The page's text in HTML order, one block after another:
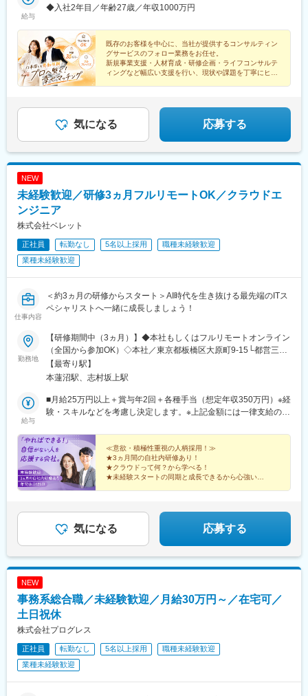
給与
◆入社2年目／年齢27歳／年収1000万円
既存のお客様を中心に、当社が提供するコンサルティン
グサービスのフォロー業務をお任せ。
新規事業支援・人材育成・研修企画・ライフコンサルテ
ィングなど幅広い支援を行い、現状や課題を丁寧にヒア
気になる 応募する
NEW
未経験歓迎／研修3ヵ月フルリモートOK／クラウドエ
ンジニア
株式会社ベレット
正社員 転勤なし 5名以上採用
職種未経験歓迎
業種未経験歓迎
仕事内容
＜約3ヵ月の研修からスタート＞AI時代を生き抜ける最先端のITス
ペシャリストへ一緒に成長しましょう！
勤務地
【研修期間中（3ヵ月）】◆本社もしくはフルリモートオンライン
（全国から参加OK）◇本社／東京都板橋区大原町9-15└都営三田
線「本蓮沼駅」より徒歩4分└都営三田線「志村坂上駅」より徒歩
9分【研修終了後】◆東京23区を中心とした全国各地のITプロジェ
ん。※すべて徒歩10分以内の駅チカオフィスです。※フルリモー
ト・在宅勤務・リモートワークはプロジェクトによって異なりま
【最寄り駅】
本蓮沼駅、志村坂上駅
給与
■月給25万円以上＋賞与年2回＋各種手当（想定年収350万円）※経
験・スキルなどを考慮し決定します。※上記金額には一律支給の住
（期間中は月給23万円以上で、その他の待遇に変更なし）☆経験
がある方は、現職・前職給与を考慮します。☆明確な評価制度あ
り。個人の頑張りに応じて評価します。【年収例】年収450万円
（経験2年入社）年収750万円（経験3年入社）年収950万円（経験
5年入社）
≪意欲・積極性重視の人柄採用！≫
★3ヵ月間の自社内研修あり！
★クラウドって何？から学べる！
★未経験スタートの同期と成長できるから心強い！
気になる 応募する
NEW
事務系総合職／未経験歓迎／月給30万円～／在宅可／
土日祝休
株式会社プログレス
正社員 転勤なし 5名以上採用
職種未経験歓迎
業種未経験歓迎